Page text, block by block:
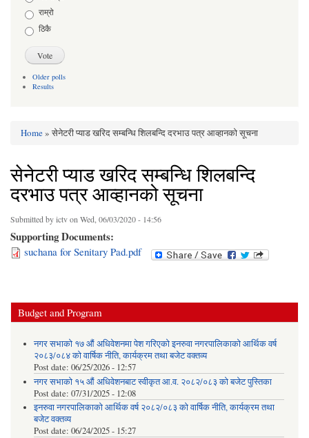
राम्रो
ठिकै
Older polls
Results
Home» सेनेटरी प्याड खरिद सम्बन्धि शिलबन्दि दरभाउ पत्र आव्हानको सूचना
सेनेटरी प्याड खरिद सम्बन्धि शिलबन्दि
दरभाउ पत्र आव्हानको सूचना
Submitted byictvon Wed, 06/03/2020 - 14:56
Supporting Documents:
suchana for Senitary Pad.pdf
Budget and Program
नगर सभाको १७ औं अधिवेशनमा पेश गरिएको इनरुवा नगरपालिकाको आर्थिक वर्ष
२०८३/०८४ को वार्षिक नीति, कार्यक्रम तथा बजेट वक्तव्य
Post date: 06/25/2026 - 12:57
नगर सभाको १५ औं अधिवेशनबाट स्वीकृत आ.व. २०८२/०८३ को बजेट पुस्तिका
Post date: 07/31/2025 - 12:08
इनरुवा नगरपालिकाको आर्थिक वर्ष २०८२/०८३ को वार्षिक नीति, कार्यक्रम तथा
बजेट वक्तव्य
Post date: 06/24/2025 - 15:27